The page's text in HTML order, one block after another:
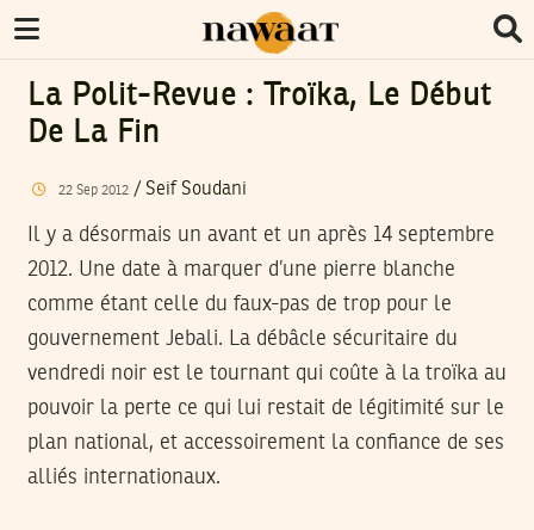
La Polit-Revue : Troïka, Le Début
De La Fin
22 Sep 2012/ Seif Soudani
Il y a désormais un avant et un après 14 septembre
2012. Une date à marquer d’une pierre blanche
comme étant celle du faux-pas de trop pour le
gouvernement Jebali. La débâcle sécuritaire du
vendredi noir est le tournant qui coûte à la troïka au
pouvoir la perte ce qui lui restait de légitimité sur le
plan national, et accessoirement la confiance de ses
alliés internationaux.